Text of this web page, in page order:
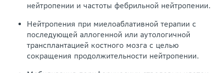
нейтропении и частоты фебрильной нейтропении.
Нейтропения при миелоаблативной терапии с
последующей аллогенной или аутологичной
трансплантацией костного мозга с целью
сокращения продолжительности нейтропении.